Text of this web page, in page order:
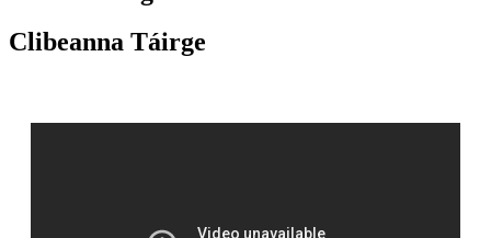
Clibeanna Táirge